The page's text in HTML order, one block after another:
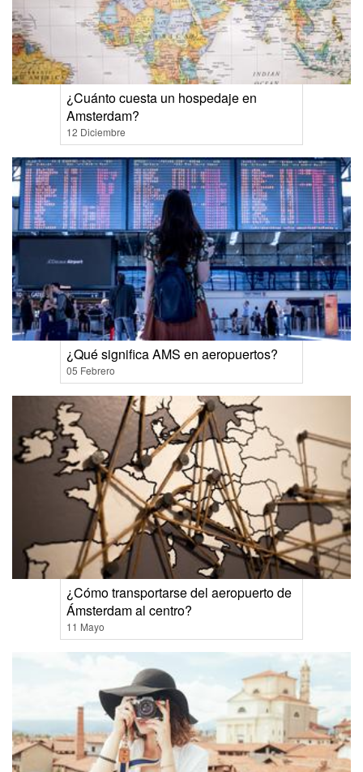
¿Cuánto cuesta un hospedaje en
Amsterdam?
12 Diciembre
¿Qué significa AMS en aeropuertos?
05 Febrero
¿Cómo transportarse del aeropuerto de
Ámsterdam al centro?
11 Mayo